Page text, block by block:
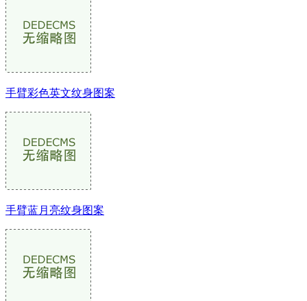
手臂彩色英文纹身图案
手臂蓝月亮纹身图案